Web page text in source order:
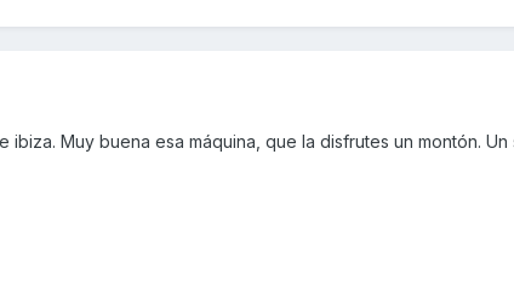
Muy buena esa máquina, que la disfrutes un montón. Un